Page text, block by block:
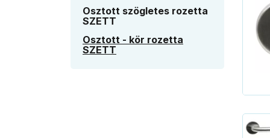
Osztott szögletes rozetta
SZETT
Osztott - kör rozetta
SZETT